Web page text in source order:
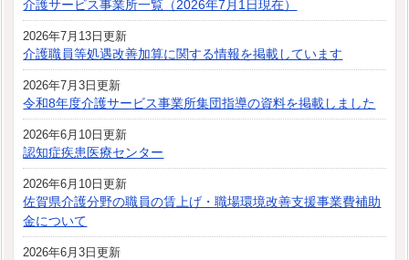
介護サービス事業所一覧（2026年7月1日現在）
2026年7月13日更新
介護職員等処遇改善加算に関する情報を掲載しています
2026年7月3日更新
令和8年度介護サービス事業所集団指導の資料を掲載しました
2026年6月10日更新
認知症疾患医療センター
2026年6月10日更新
佐賀県介護分野の職員の賃上げ・職場環境改善支援事業費補助
金について
2026年6月3日更新